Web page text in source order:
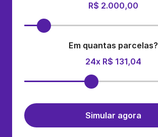
R$ 2.000,00
Em quantas parcelas?
24x R$ 131,04
Simular agora